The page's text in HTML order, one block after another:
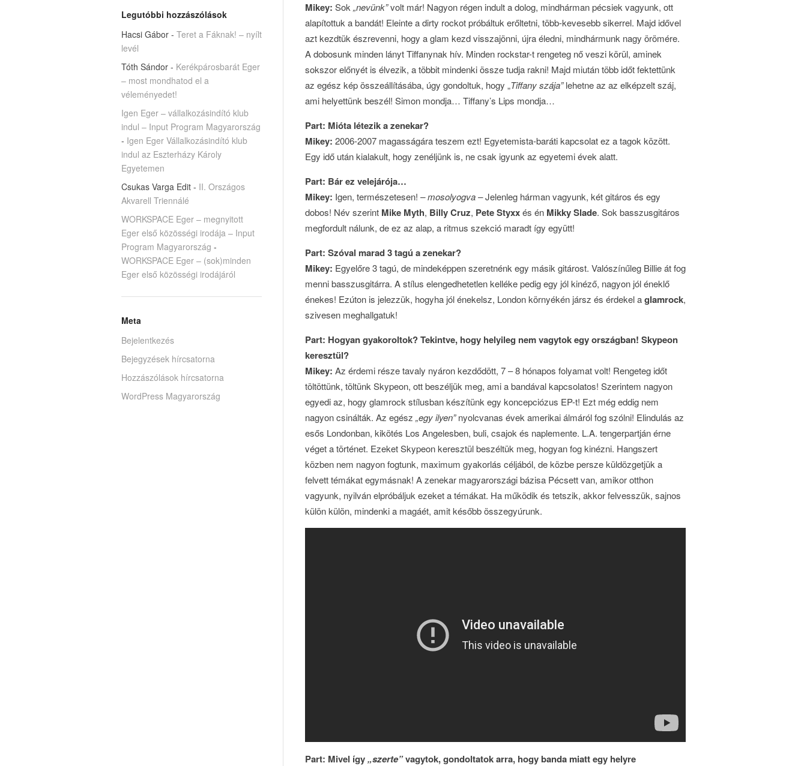
Mikey: Sok „nevünk”volt már! Nagyon régen indult a dolog, mindhárman pécsiek vagyunk, ott
alapítottuk a bandát! Eleinte a dirty rockot próbáltuk erőltetni, több-kevesebb sikerrel. Majd idővel
azt kezdtük észrevenni, hogy a glam kezd visszajönni, újra éledni, mindhármunk nagy örömére.
A dobosunk minden lányt Tiffanynak hív. Minden rockstar-t rengeteg nő veszi körül, aminek
sokszor előnyét is élvezik, a többit mindenki össze tudja rakni! Majd miután több időt fektettünk
az egész kép összeállításába, úgy gondoltuk, hogy „Tiffany szája”lehetne az az elképzelt száj,
ami helyettünk beszél! Simon mondja… Tiffany’s Lips mondja…
Part: Mióta létezik a zenekar?
Mikey: 2006-2007 magasságára teszem ezt! Egyetemista-baráti kapcsolat ez a tagok között.
Egy idő után kialakult, hogy zenéljünk is, ne csak igyunk az egyetemi évek alatt.
Part: Bár ez velejárója…
Mikey: Igen, természetesen! – mosolyogva –Jelenleg hárman vagyunk, két gitáros és egy
dobos! Név szerint Mike Myth, Billy Cruz, Pete Styxxés én Mikky Slade. Sok basszusgitáros
megfordult nálunk, de ez az alap, a ritmus szekció maradt így együtt!
Part: Szóval marad 3 tagú a zenekar?
Mikey: Egyelőre 3 tagú, de mindeképpen szeretnénk egy másik gitárost. Valószínűleg Billie át fog
menni basszusgitárra. A stílus elengedhetetlen kelléke pedig egy jól kinéző, nagyon jól éneklő
énekes! Ezúton is jelezzük, hogyha jól énekelsz, London környékén jársz és érdekel aglamrock,
szivesen meghallgatuk!
Part: Hogyan gyakoroltok? Tekintve, hogy helyileg nem vagytok egy országban! Skypeon
keresztül?
Mikey: Az érdemi része tavaly nyáron kezdődött, 7 – 8 hónapos folyamat volt! Rengeteg időt
töltöttünk, töltünk Skypeon, ott beszéljük meg, ami a bandával kapcsolatos! Szerintem nagyon
egyedi az, hogy glamrock stílusban készítünk egy koncepciózus EP-t! Ezt még eddig nem
nagyon csinálták. Az egész „egy ilyen”nyolcvanas évek amerikai álmáról fog szólni! Elindulás az
esős Londonban, kikötés Los Angelesben, buli, csajok és naplemente. L.A. tengerpartján érne
véget a történet. Ezeket Skypeon keresztül beszéltük meg, hogyan fog kinézni. Hangszert
közben nem nagyon fogtunk, maximum gyakorlás céljából, de közbe persze küldözgetjük a
felvett témákat egymásnak! A zenekar magyarországi bázisa Pécsett van, amikor otthon
vagyunk, nyilván elpróbáljuk ezeket a témákat. Ha működik és tetszik, akkor felvesszük, sajnos
külön külön, mindenki a magáét, amit később összegyúrunk.
Part: Mivel így„szerte”vagytok, gondoltatok arra, hogy banda miatt egy helyre
Legutóbbi hozzászólások
Hacsi Gábor - Teret a Fáknak! – nyílt
levél
Tóth Sándor - Kerékpárosbarát Eger
– most mondhatod el a
véleményedet!
Igen Eger – vállalkozásindító klub
indul – Input Program Magyarország
- Igen Eger Vállalkozásindító klub
indul az Eszterházy Károly
Egyetemen
Csukas Varga Edit - II. Országos
Akvarell Triennálé
WORKSPACE Eger – megnyitott
Eger első közösségi irodája – Input
Program Magyarország -
WORKSPACE Eger – (sok)minden
Eger első közösségi irodájáról
Meta
Bejelentkezés
Bejegyzések hírcsatorna
Hozzászólások hírcsatorna
WordPress Magyarország